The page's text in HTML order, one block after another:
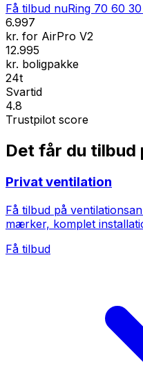
Få tilbud nuRing 70 60
6.997
kr. for AirPro V2
12.995
kr. boligpakke
24t
Svartid
4.8
Trustpilot score
Det får du tilbud
Privat ventilation
Få tilbud på
mærker, komplet
Få tilbud